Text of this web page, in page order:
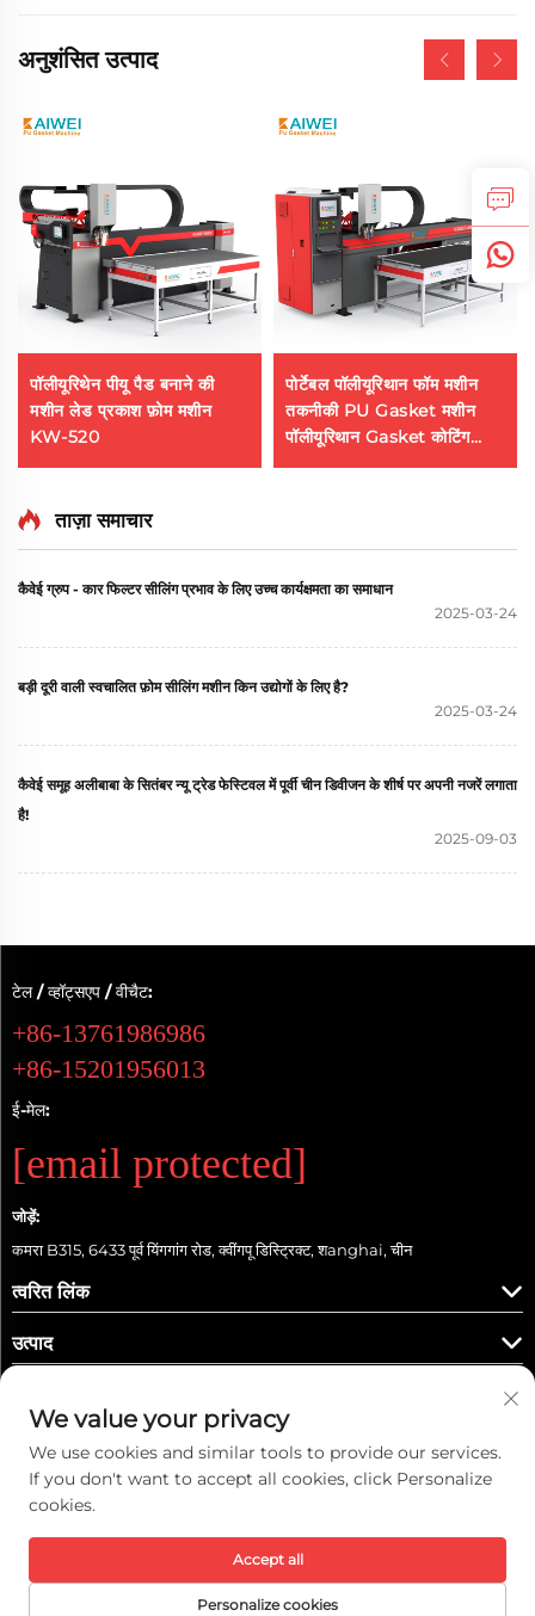
अनुशंसित उत्पाद
पॉलीयूरिथेन पीयू पैड बनाने की
मशीन लेड प्रकाश फ़ोम मशीन
KW-520
पोर्टेबल पॉलीयूरिथान फॉम मशीन
तकनीकी PU Gasket मशीन
पॉलीयूरिथान Gasket कोटिंग
मशीन
ताज़ा समाचार
कैवेई ग्रुप - कार फिल्टर सीलिंग प्रभाव के लिए उच्च कार्यक्षमता का समाधान
2025-03-24
बड़ी दूरी वाली स्वचालित फ़ोम सीलिंग मशीन किन उद्योगों के लिए है?
2025-03-24
कैवेई समूह अलीबाबा के सितंबर न्यू ट्रेड फेस्टिवल में पूर्वी चीन डिवीजन के शीर्ष पर अपनी नजरें लगाता
है!
2025-09-03
टेल / व्हॉट्सएप / वीचैट:
+86-13761986986
+86-15201956013
ई-मेल:
[email protected]
जोड़ें:
कमरा B315, 6433 पूर्व यिंगगांग रोड, क्वींगपू डिस्ट्रिक्ट, शanghai, चीन
त्वरित लिंक
उत्पाद
हमें फॉलो करें
कॉपीराइट © 2026 काइवेई इंटेलिजेंट टेक्नोलॉजी (शंघाई) कंपनी लिमिटेड। सर्वाधिकार सुरक्षित। -
गोपनीयता नीति
We value your privacy
We use cookies and similar tools to provide our services.
If you don't want to accept all cookies, click Personalize
cookies.
Personalize cookies
Accept all